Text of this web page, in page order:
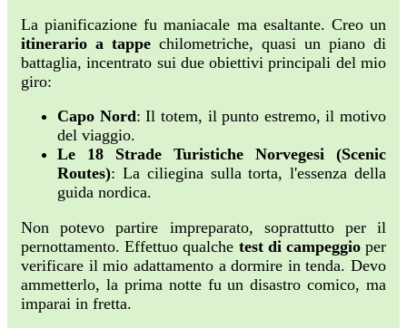
La pianificazione fu maniacale ma esaltante. Creo un
itinerario a tappe chilometriche, quasi un piano di
battaglia, incentrato sui due obiettivi principali del mio
giro:
Capo Nord: Il totem, il punto estremo, il motivo
del viaggio.
Le 18 Strade Turistiche Norvegesi (Scenic
Routes): La ciliegina sulla torta, l'essenza della
guida nordica.
Non potevo partire impreparato, soprattutto per il
pernottamento. Effettuo qualche test di campeggioper
verificare il mio adattamento a dormire in tenda. Devo
ammetterlo, la prima notte fu un disastro comico, ma
imparai in fretta.